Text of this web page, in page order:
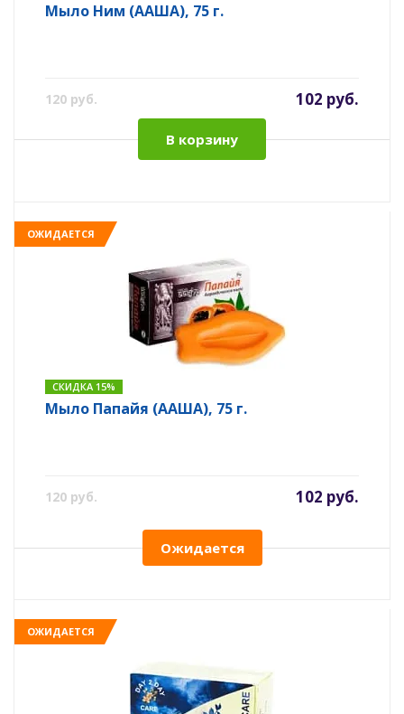
Мыло Ним (ААША), 75 г.
120 руб. 102 руб.
В корзину
ОЖИДАЕТСЯ
СКИДКА 15%
Мыло Папайя (ААША), 75 г.
120 руб. 102 руб.
Ожидается
ОЖИДАЕТСЯ